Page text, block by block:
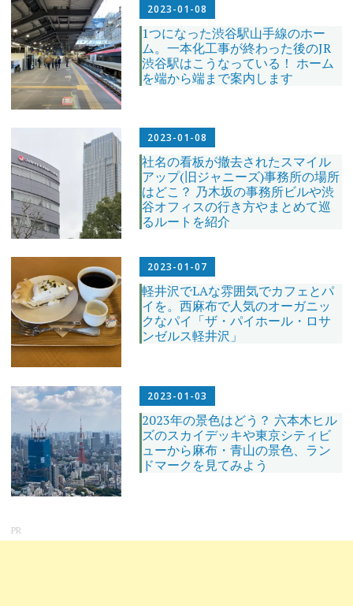
2023-01-08
1つになった渋谷駅山手線のホー
ム。一本化工事が終わった後のJR
渋谷駅はこうなっている！ ホーム
を端から端まで案内します
2023-01-08
社名の看板が撤去されたスマイル
アップ(旧ジャニーズ)事務所の場所
はどこ？ 乃木坂の事務所ビルや渋
谷オフィスの行き方やまとめて巡
るルートを紹介
2023-01-07
軽井沢でLAな雰囲気でカフェとパ
イを。西麻布で人気のオーガニッ
クなパイ「ザ・パイホール・ロサ
ンゼルス軽井沢」
2023-01-03
2023年の景色はどう？ 六本木ヒル
ズのスカイデッキや東京シティビ
ューから麻布・青山の景色、ラン
ドマークを見てみよう
PR